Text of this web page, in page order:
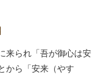
来られ「吾が御心は安
から「安来（やす